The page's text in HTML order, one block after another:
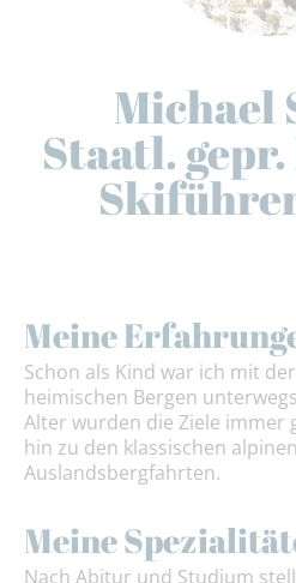
Michael
Staatl.
Meine
Schon als Kind war ich mit
heimischen Bergen
Alter wurden die Ziele immer
hin zu den klassischen
Auslandsbergfahrten.
Meine
Nach Abitur und Studium